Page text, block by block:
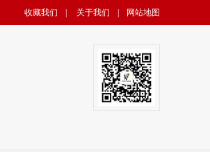
收藏我们 关于我们 网站地图